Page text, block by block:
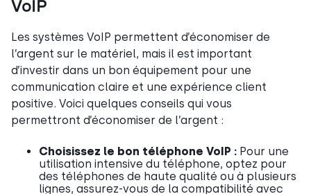
VoIP
Les systèmes VoIP permettent d’économiser de
l’argent sur le matériel, mais il est important
d’investir dans un bon équipement pour une
communication claire et une expérience client
positive. Voici quelques conseils qui vous
permettront d’économiser de l’argent :
Choisissez le bon téléphone VoIP : Pour une
utilisation intensive du téléphone, optez pour
des téléphones de haute qualité ou à plusieurs
lignes, assurez-vous de la compatibilité avec